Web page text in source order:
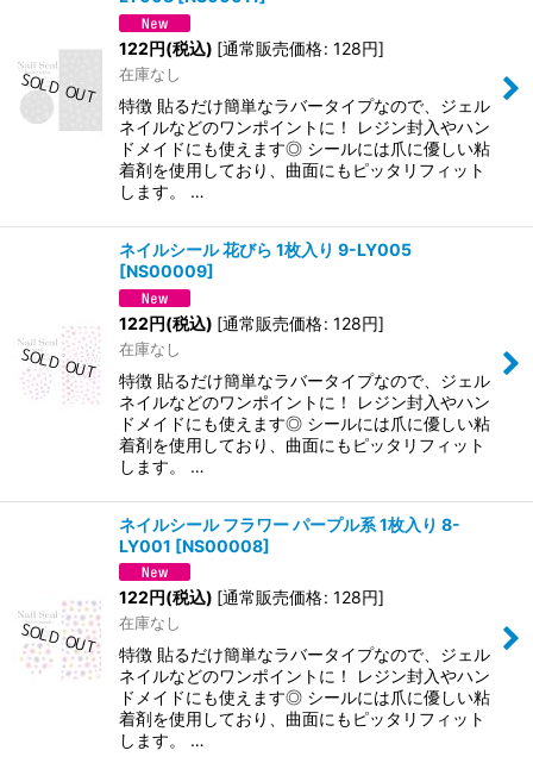
122円(税込) [通常販売価格: 128円]
在庫なし
特徴 貼るだけ簡単なラバータイプなので、ジェル
ネイルなどのワンポイントに！ レジン封入やハン
ドメイドにも使えます◎ シールには爪に優しい粘
着剤を使用しており、曲面にもピッタリフィット
します。 …
ネイルシール 花びら 1枚入り 9-LY005
[NS00009]
122円(税込) [通常販売価格: 128円]
在庫なし
特徴 貼るだけ簡単なラバータイプなので、ジェル
ネイルなどのワンポイントに！ レジン封入やハン
ドメイドにも使えます◎ シールには爪に優しい粘
着剤を使用しており、曲面にもピッタリフィット
します。 …
ネイルシール フラワー パープル系 1枚入り 8-
LY001 [NS00008]
122円(税込) [通常販売価格: 128円]
在庫なし
特徴 貼るだけ簡単なラバータイプなので、ジェル
ネイルなどのワンポイントに！ レジン封入やハン
ドメイドにも使えます◎ シールには爪に優しい粘
着剤を使用しており、曲面にもピッタリフィット
します。 …